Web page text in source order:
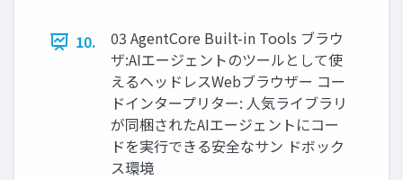
10.
03 AgentCore Built-in Tools ブラウ
ザ:AIエージェントのツールとして使
えるヘッドレスWebブラウザー コー
ドインタープリター: 人気ライブラリ
が同梱されたAIエージェントにコー
ドを実行できる安全なサン ドボック
ス環境